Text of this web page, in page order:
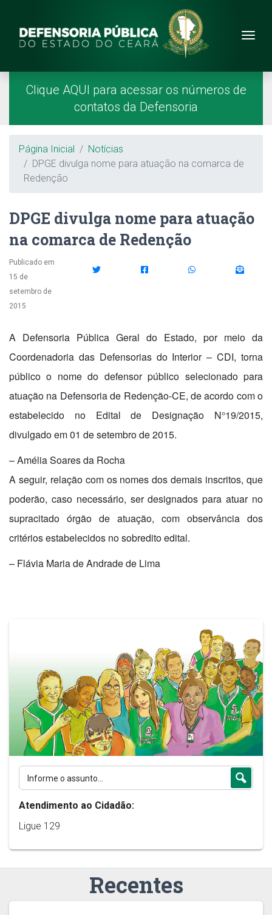
Site da Defensoria
Menu Principal
Página Inicial
Clique AQUI para acessar os números de
contatos da Defensoria
Breadcrumb
Página Inicial
Notícias
DPGE divulga nome para atuação na comarca de
Redenção
DPGE divulga nome para atuação
na comarca de Redenção
Publicado em
15 de
setembro de
2015
A Defensoria Pública Geral do Estado, por meio da
Coordenadoria das Defensorias do Interior – CDI, torna
público o nome do defensor público selecionado para
atuação na Defensoria de Redenção-CE, de acordo com o
estabelecido no Edital de Designação N°19/2015,
divulgado em 01 de setembro de 2015.
– Amélia Soares da Rocha
A seguir, relação com os nomes dos demais inscritos, que
poderão, caso necessário, ser designados para atuar no
supracitado órgão de atuação, com observância dos
critérios estabelecidos no sobredito edital.
– Flávia Maria de Andrade de Lima
Atendimento ao Cidadão:
Ligue 129
Recentes